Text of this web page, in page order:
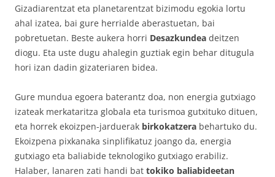
Gizadiarentzat eta planetarentzat bizimodu egokia lortu
ahal izatea, bai gure herrialde aberastuetan, bai
pobretuetan. Beste aukera horri Desazkundea deitzen
diogu. Eta uste dugu ahalegin guztiak egin behar ditugula
hori izan dadin gizateriaren bidea.
Gure mundua egoera baterantz doa, non energia gutxiago
izateak merkataritza globala eta turismoa gutxituko dituen,
eta horrek ekoizpen-jarduerak birkokatzera behartuko du.
Ekoizpena pixkanaka sinplifikatuz joango da, energia
gutxiago eta baliabide teknologiko gutxiago erabiliz.
Halaber, lanaren zati handi bat tokiko baliabideetan